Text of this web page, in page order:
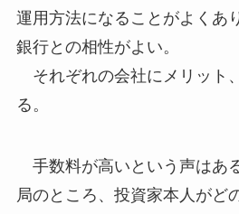
運用方法になることがよくあ
銀行との相性がよい。
それぞれの会社にメリット
る。
手数料が高いという声はあ
局のところ、投資家本人がど